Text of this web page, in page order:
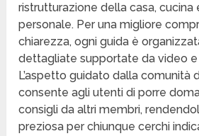
ristrutturazione della casa, cucina
personale. Per una migliore
chiarezza, ogni guida è
dettagliate supportate da video e
L’aspetto guidato dalla comunità
consente agli utenti di porre
consigli da altri membri,
preziosa per chiunque cerchi